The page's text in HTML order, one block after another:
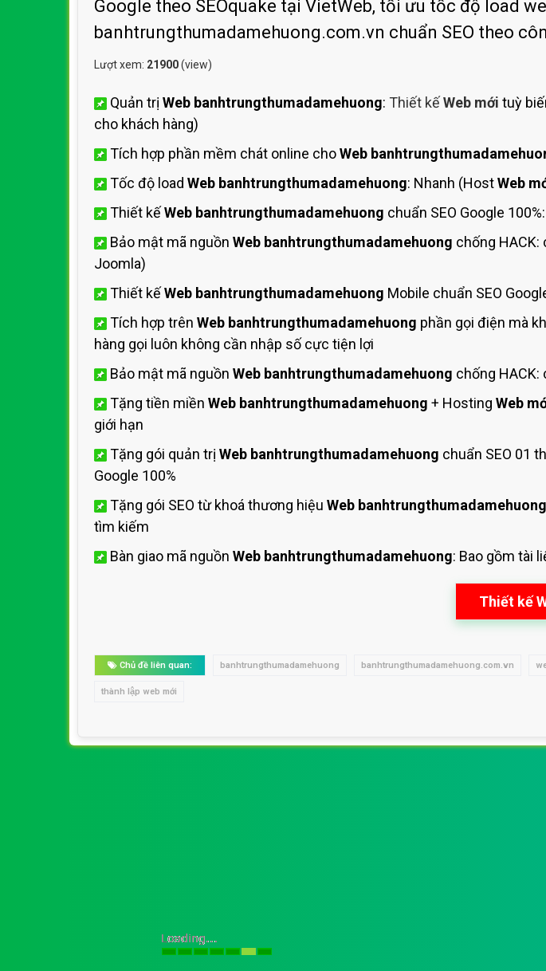
Bảng giá quảng cáo Facebook
Bảng giá SEO Website
Google theo SEOquake tại VietWeb, tối ưu tốc độ load
banhtrungthumadamehuong.com.vn chuẩn SEO theo
Lượt xem: 21900(view)
Quản trị Web banhtrungthumadamehuong: Thiết kếWeb mới tuỳ
cho khách hàng)
Tích hợp phần mềm chát online choWeb
Tốc độ load Web banhtrungthumadamehuong: Nhanh (HostWeb
Thiết kếWeb banhtrungthumadamehuong chuẩn SEO Google
Bảo mật mã nguồn Web banhtrungthumadamehuong chống HACK:
Joomla)
Thiết kếWeb banhtrungthumadamehuong Mobile chuẩn SEO
Tích hợp trên Web banhtrungthumadamehuong phần gọi điện mà
hàng gọi luôn không cần nhập số cực tiện lợi
Bảo mật mã nguồn Web banhtrungthumadamehuong chống
Tặng tiền miền Web banhtrungthumadamehuong + Hosting Web
giới hạn
Tặng gói quản trị Web banhtrungthumadamehuong chuẩn SEO 01
Google 100%
Tặng gói SEO từ khoá thương hiệu Web banhtrungthumadamehuong
tìm kiếm
Bàn giao mã nguồn Web banhtrungthumadamehuong: Bao gồm tài
Thiết kế
Chủ đề liên quan: banhtrungthumadamehuong banhtrungthumadamehuong.com.vn
thành lập web mới